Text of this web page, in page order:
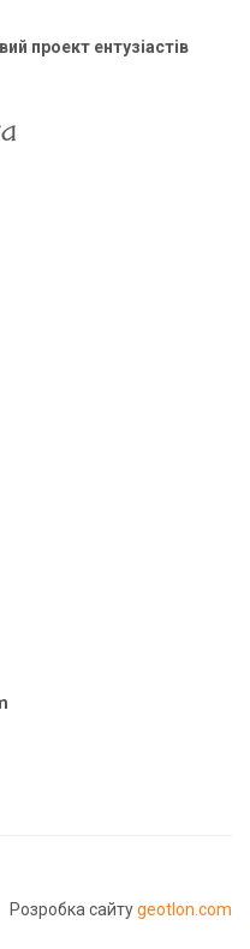
проект ентузіастів
Розробка сайтуgeotlon.com